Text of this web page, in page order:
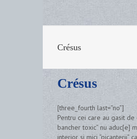
Crésus
Crésus
[three_fourth last=”no”]
Pentru cei care au gasit
bancher toxic” nu aduc[e]
interior si mici “picanterii”